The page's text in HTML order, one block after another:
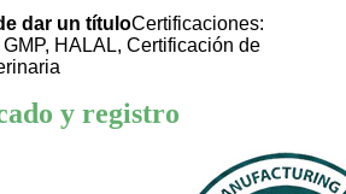
dar un títuloCertificaciones:
GMP, HALAL, Certificación de
y registro